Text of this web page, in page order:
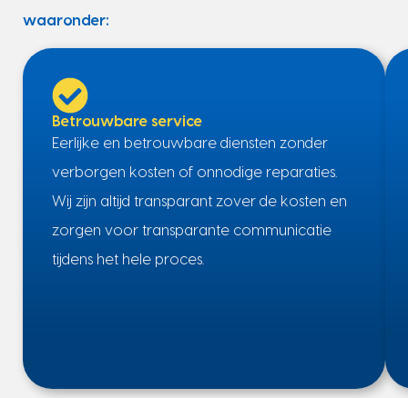
waaronder:
Betrouwbare service
Eerlijke en betrouwbare diensten zonder
verborgen kosten of onnodige reparaties.
Wij zijn altijd transparant zover de kosten en
zorgen voor transparante communicatie
tijdens het hele proces.